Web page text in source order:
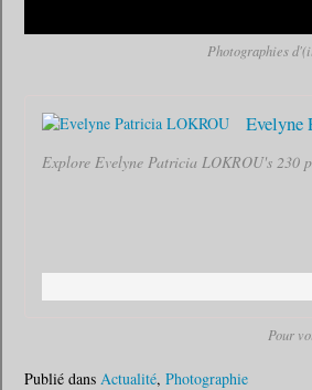
Photographies
Evelyne
Explore Evelyne Patricia LOKROU's 230
Pour
Publié dans Actualité, Photographie